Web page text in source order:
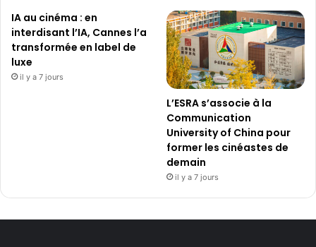
IA au cinéma : en
interdisant l’IA, Cannes l’a
transformée en label de
luxe
il y a 7 jours
L’ESRA s’associe à la
Communication
University of China pour
former les cinéastes de
demain
il y a 7 jours